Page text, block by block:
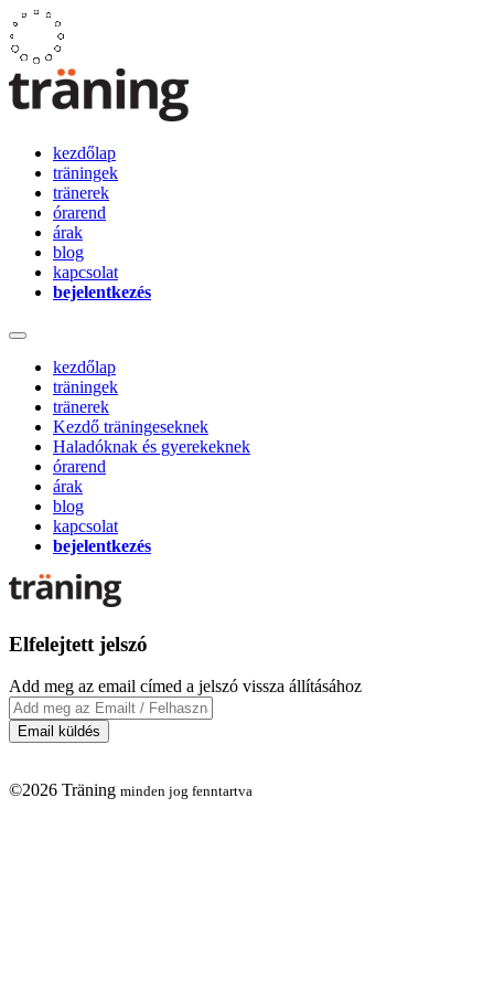
kezdőlap
träningek
tränerek
órarend
árak
blog
kapcsolat
bejelentkezés
kezdőlap
träningek
tränerek
Kezdő träningeseknek
Haladóknak és gyerekeknek
órarend
árak
blog
kapcsolat
bejelentkezés
Elfelejtett jelszó
Add meg az email címed a jelszó vissza állításához
©2026 Träning minden jog fenntartva